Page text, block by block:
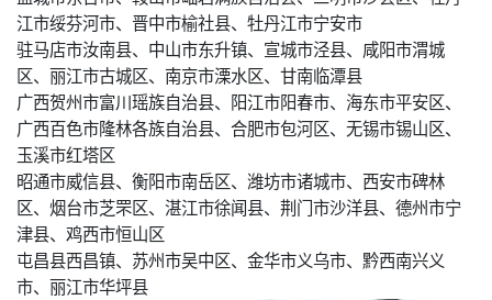
江市绥芬河市、晋中市榆社县、牡丹江市宁安市
驻马店市汝南县、中山市东升镇、宣城市泾县、咸阳市渭城
区、丽江市古城区、南京市溧水区、甘南临潭县
广西贺州市富川瑶族自治县、阳江市阳春市、海东市平安区、
广西百色市隆林各族自治县、合肥市包河区、无锡市锡山区、
玉溪市红塔区
昭通市威信县、衡阳市南岳区、潍坊市诸城市、西安市碑林
区、烟台市芝罘区、湛江市徐闻县、荆门市沙洋县、德州市宁
津县、鸡西市恒山区
屯昌县西昌镇、苏州市吴中区、金华市义乌市、黔西南兴义
市、丽江市华坪县